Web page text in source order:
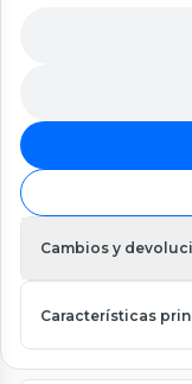
Cambios y
Características